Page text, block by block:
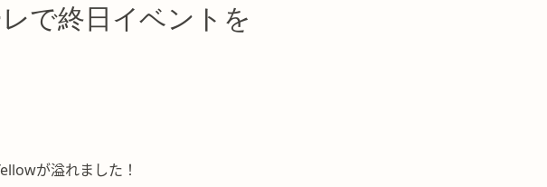
で終日イベントを
が溢れました！